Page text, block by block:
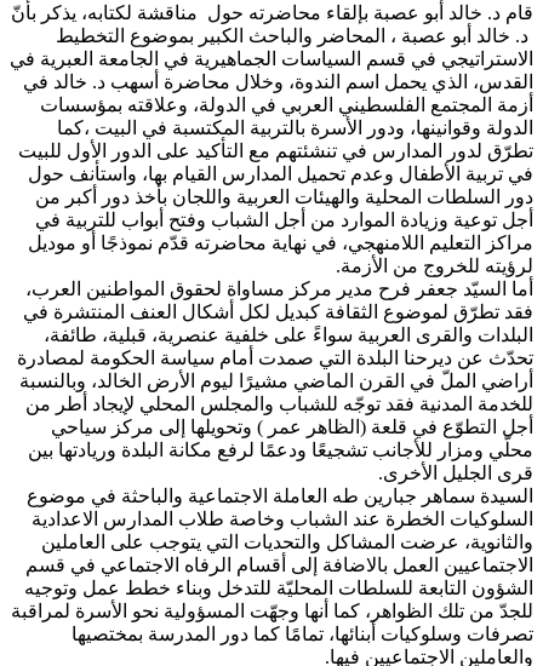
قام د. خالد أبو عصبة بإلقاء محاضرته حول مناقشة لكتابه، يذكر بأنّ
د. خالد أبو عصبة ، المحاضر والباحث الكبير بموضوع التخطيط
الاستراتيجي في قسم السياسات الجماهيرية في الجامعة العبرية في
القدس، الذي يحمل اسم الندوة، وخلال محاضرة أسهب د. خالد في
أزمة المجتمع الفلسطيني العربي في الدولة، وعلاقته بمؤسسات
الدولة وقوانينها، ودور الأسرة بالتربية المكتسبة في البيت ،كما
تطرّق لدور المدارس في تنشئتهم مع التأكيد على الدور الأول للبيت
في تربية الأطفال وعدم تحميل المدارس القيام بها، واستأنف حول
دور السلطات المحلية والهيئات العربية واللجان بأخذ دور أكبر من
أجل توعية وزيادة الموارد من أجل الشباب وفتح أبواب للتربية في
مراكز التعليم اللامنهجي، في نهاية محاضرته قدّم نموذجًا أو موديل
لرؤيته للخروج من الأزمة.
أما السيّد جعفر فرح مدير مركز مساواة لحقوق المواطنين العرب،
فقد تطرّق لموضوع الثقافة كبديل لكل أشكال العنف المنتشرة في
البلدات والقرى العربية سواءً على خلفية عنصرية، قبلية، طائفة،
تحدّث عن ديرحنا البلدة التي صمدت أمام سياسة الحكومة لمصادرة
أراضي الملّ في القرن الماضي مشيرًا ليوم الأرض الخالد، وبالنسبة
للخدمة المدنية فقد توجّه للشباب والمجلس المحلي لإيجاد أطر من
أجل التطوّع في قلعة (الظاهر عمر ) وتحويلها إلى مركز سياحي
محلّي ومزار للأجانب تشجيعًا ودعمًا لرفع مكانة البلدة وريادتها بين
قرى الجليل الأخرى.
السيدة سماهر جبارين طه العاملة الاجتماعية والباحثة في موضوع
السلوكيات الخطرة عند الشباب وخاصة طلاب المدارس الاعدادية
والثانوية، عرضت المشاكل والتحديات التي يتوجب على العاملين
الاجتماعيين العمل بالاضافة إلى أقسام الرفاه الاجتماعي في قسم
الشؤون التابعة للسلطات المحليّة للتدخل وبناء خطط عمل وتوجيه
للجدّ من تلك الظواهر، كما أنها وجهّت المسؤولية نحو الأسرة لمراقبة
تصرفات وسلوكيات أبنائها، تمامًا كما دور المدرسة بمختصيها
والعاملين الاجتماعيين فيها.